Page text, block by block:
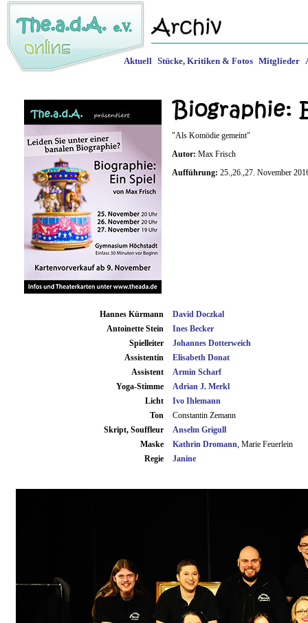
Aktuell Stücke, Kritiken & Fotos Mitglieder
"Als Komödie gemeint"
Autor: Max Frisch
Aufführung: 25.,26.,27. November
Hannes Kürmann
David Doczkal
Antoinette Stein
Ines Becker
Spielleiter
Johannes Dotterweich
Assistentin
Elisabeth Donat
Assistent
Armin Scharf
Yoga-Stimme
Adrian J. Merkl
Licht
Ivo Ihlemann
Ton
Constantin Zemann
Skript, Souffleur
Anselm Grigull
Maske
Kathrin Dromann, Marie Feuerlein
Regie
Janine